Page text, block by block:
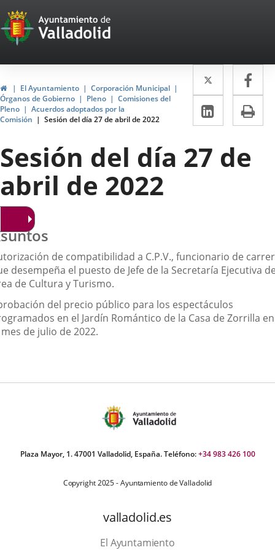
Portal
Web
del
Ayuntamiento
de
Valladolid
HomeEl Ayuntamiento
Corporación Municipal
Órganos de Gobierno
Pleno
Comisiones del
Pleno
Acuerdos adoptados por la
Comisión
Sesión del día 27 de abril de 2022
Twitter
Enlace
a
una
externa.
a
Linkedin
Enlace
a
una
Sesión del día 27 de
abril de 2022
de compatibilidad a C.P.V., funcionario de
desempeña el puesto de Jefe de la Secretaría Ejecutiva
de Cultura y Turismo.
del precio público para los espectáculos
en el Jardín Romántico de la Casa de Zorrilla en
de julio de 2022.
Plaza Mayor, 1. 47001 Valladolid, España. Teléfono:+34 983 426 100
Copyright 2025 - Ayuntamiento de Valladolid
valladolid.es
El Ayuntamiento